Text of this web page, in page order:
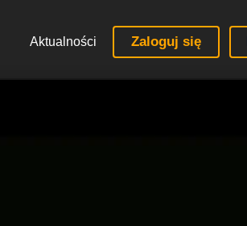
Aktualności Zaloguj się